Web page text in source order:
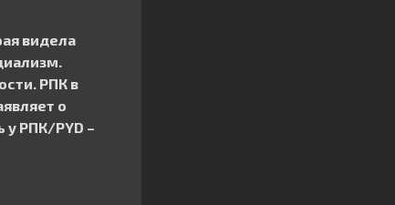
видела
РПК в
о
у РПК/PYD –